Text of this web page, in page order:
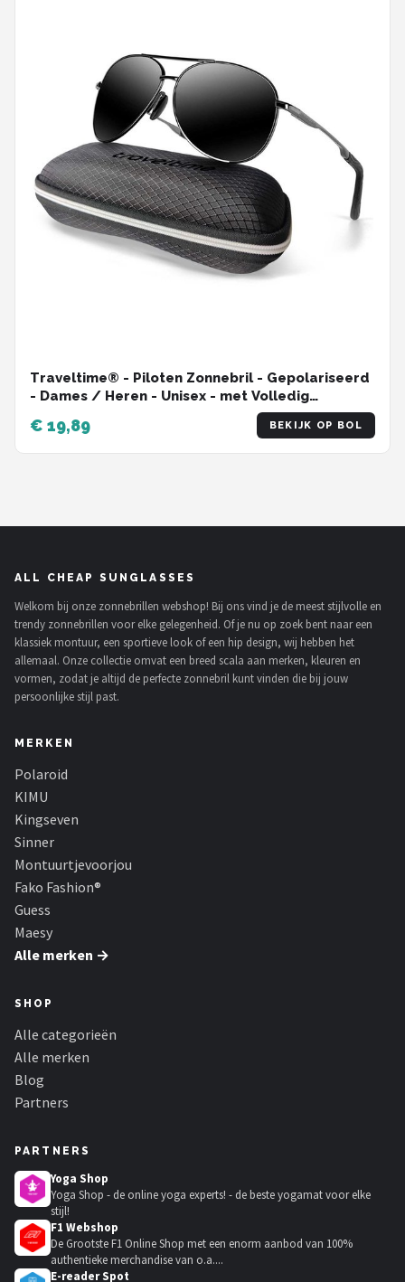
Traveltime® - Piloten Zonnebril - Gepolariseerd
- Dames / Heren - Unisex - met Volledig
€ 19,89 BEKIJK OP BOL
ALL CHEAP SUNGLASSES
Welkom bij onze zonnebrillen webshop! Bij ons vind je de meest stijlvolle en
trendy zonnebrillen voor elke gelegenheid. Of je nu op zoek bent naar een
klassiek montuur, een sportieve look of een hip design, wij hebben het
allemaal. Onze collectie omvat een breed scala aan merken, kleuren en
vormen, zodat je altijd de perfecte zonnebril kunt vinden die bij jouw
persoonlijke stijl past.
MERKEN
Polaroid
KIMU
Kingseven
Sinner
Montuurtjevoorjou
Fako Fashion®
Guess
Maesy
Alle merken →
SHOP
Alle categorieën
Alle merken
Blog
Partners
PARTNERS
Yoga Shop
Yoga Shop - de online yoga experts! - de beste yogamat voor elke
stijl!
F1 Webshop
De Grootste F1 Online Shop met een enorm aanbod van 100%
authentieke merchandise van o.a....
E-reader Spot